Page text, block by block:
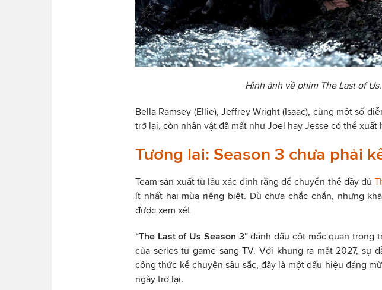
Hình ảnh về phim The Last of Us.
Bella Ramsey (Ellie), Jeffrey Wright (Isaac), cùng một số
trở lại, còn nhân vật đã mất như Joel hay Jesse có thể xuất
Tương lai: Season 3 chưa phải
Team sản xuất từ lâu xác định rằng để chuyển thể đầy đủ
ít nhất hai mùa riêng biệt. Dù chưa chắc chắn, nhưng
được xem xét
“The Last of Us Season 3” đánh dấu cột mốc quan trọng
của series từ game sang TV. Với khung ra mắt 2027, sự
công thức kể chuyện sâu sắc, đây là một dấu hiệu đáng
ngày trở lại.